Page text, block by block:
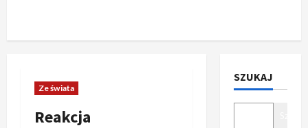
Ze świata
Reakcja
SZUKAJ